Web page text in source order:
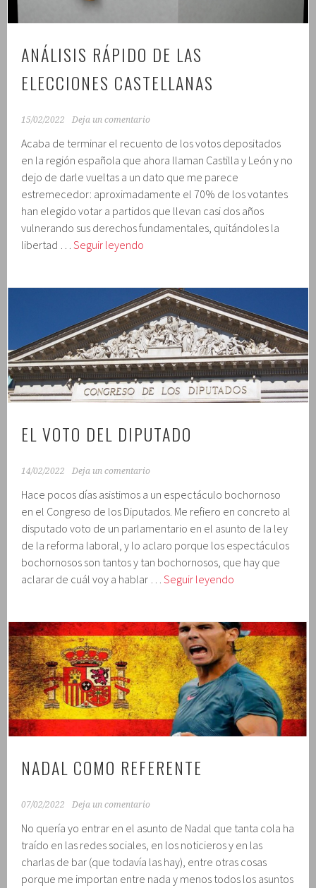
ANÁLISIS RÁPIDO DE LAS
ELECCIONES CASTELLANAS
15/02/2022 Deja un comentario
Acaba de terminar el recuento de los votos depositados
en la región española que ahora llaman Castilla y León y no
dejo de darle vueltas a un dato que me parece
estremecedor: aproximadamente el 70% de los votantes
han elegido votar a partidos que llevan casi dos años
vulnerando sus derechos fundamentales, quitándoles la
libertad …Seguir leyendo
las
elecciones
castellanas
EL VOTO DEL DIPUTADO
14/02/2022 Deja un comentario
Hace pocos días asistimos a un espectáculo bochornoso
en el Congreso de los Diputados. Me refiero en concreto al
disputado voto de un parlamentario en el asunto de la ley
de la reforma laboral, y lo aclaro porque los espectáculos
bochornosos son tantos y tan bochornosos, que hay que
aclarar de cuál voy a hablar …Seguir leyendo
diputado
NADAL COMO REFERENTE
07/02/2022 Deja un comentario
No quería yo entrar en el asunto de Nadal que tanta cola ha
traído en las redes sociales, en los noticieros y en las
charlas de bar (que todavía las hay), entre otras cosas
porque me importan entre nada y menos todos los asuntos